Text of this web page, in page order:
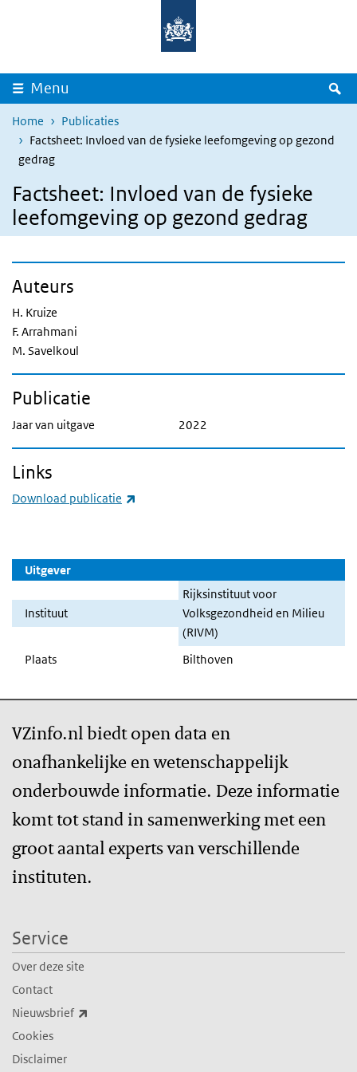
Overslaan en naar de inhoud gaan
Menu
Home
Publicaties
Factsheet: Invloed van de fysieke leefomgeving op gezond
gedrag
Factsheet: Invloed van de fysieke
leefomgeving op gezond gedrag
Uitgever
Instituut
Rijksinstituut voor
Volksgezondheid en Milieu
(RIVM)
Plaats
Bilthoven
Auteurs
H. Kruize
F. Arrahmani
M. Savelkoul
Publicatie
Jaar van uitgave 2022
Links
Download publicatie
VZinfo.nl biedt open data en
onafhankelijke en wetenschappelijk
onderbouwde informatie. Deze informatie
komt tot stand in samenwerking met een
groot aantal experts van verschillende
instituten.
Service
Over deze site
Contact
Nieuwsbrief
Cookies
Disclaimer